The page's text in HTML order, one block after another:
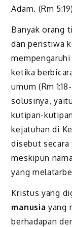
Adam. (Rm 5:19)
Banyak orang
dan peristiwa
ketika
umum (Rm
solusinya,
kutipan-
kejatuhan di
disebut secara
meskipun
yang
Kristus yang
manusia yang
berhadapan